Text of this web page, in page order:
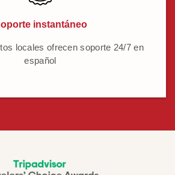
instantáneo
locales ofrecen soporte 24/7 en
español